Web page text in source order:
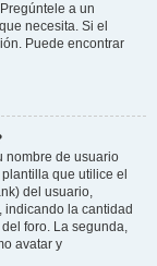
a un
necesita. Si el
Puede encontrar
nombre de usuario
que utilice el
del usuario,
indicando la cantidad
foro. La segunda,
avatar y